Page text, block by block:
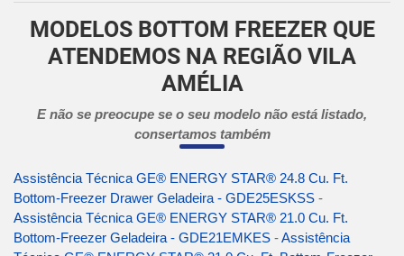
MODELOS BOTTOM FREEZER QUE
ATENDEMOS NA REGIÃO VILA
AMÉLIA
E não se preocupe se o seu modelo não está listado,
consertamos também
Assistência Técnica GE® ENERGY STAR® 24.8 Cu. Ft.
Bottom-Freezer Drawer Geladeira - GDE25ESKSS -
Assistência Técnica GE® ENERGY STAR® 21.0 Cu. Ft.
Bottom-Freezer Geladeira - GDE21EMKES -Assistência